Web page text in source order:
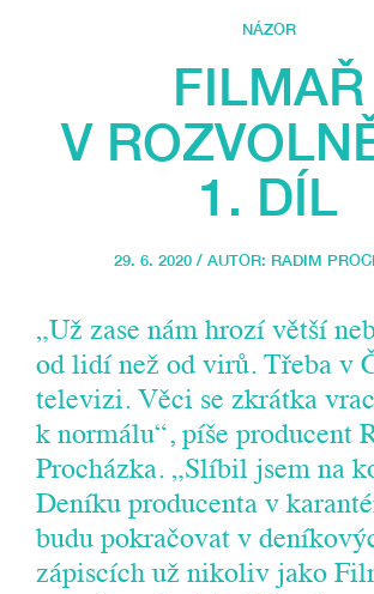
NÁZOR
FILMAŘ
V
1. DÍL
29. 6. 2020 / AUTOR: RADIM
„Už zase nám hrozí větší
od lidí než od virů. Třeba v
televizi. Věci se zkrátka
k normálu“, píše producent
Procházka. „Slíbil jsem na
Deníku producenta v
budu pokračovat v
zápiscích už nikoliv jako